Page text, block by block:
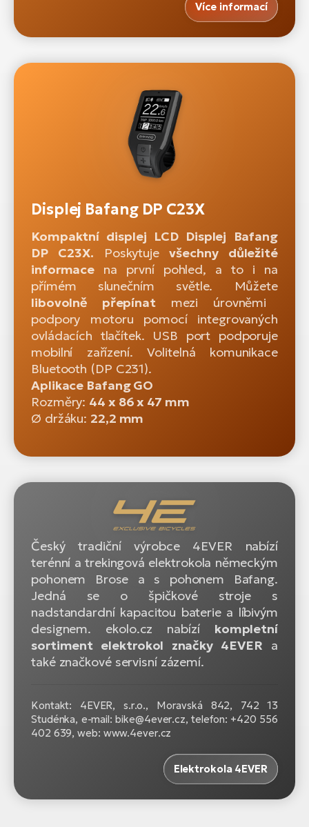
Více informací
Displej Bafang DP C23X
Kompaktní displej LCD Displej Bafang
DP C23X. Poskytujevšechny důležité
informace na první pohled, a to i na
přímém slunečním světle. Můžete
libovolně přepínat mezi úrovněmi
podpory motoru pomocí integrovaných
ovládacích tlačítek. USB port podporuje
mobilní zařízení. Volitelná komunikace
Bluetooth (DP C231).
Aplikace Bafang GO
Rozměry: 44 x 86 x 47 mm
Ø držáku: 22,2 mm
Český tradiční výrobce 4EVER nabízí
terénní a trekingová elektrokola německým
pohonem Brose a s pohonem Bafang.
Jedná se o špičkové stroje s
nadstandardní kapacitou baterie a líbivým
designem. ekolo.cz nabízí kompletní
sortiment elektrokol značky 4EVER a
také značkové servisní zázemí.
Kontakt: 4EVER, s.r.o., Moravská 842, 742 13
Studénka, e-mail: bike@4ever.cz, telefon: +420 556
402 639, web: www.4ever.cz
Elektrokola 4EVER